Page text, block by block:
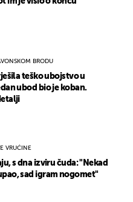
BRODU
teško ubojstvo u
ubod bio je koban.
VRUĆINE
s dna izviru čuda: "Nekad
sad igram nogomet"